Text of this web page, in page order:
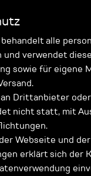
alle
verwendet
sowie für eigene
Drittanbieter
nicht statt, mit
Webseite und
erklärt sich der